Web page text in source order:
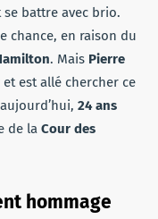
battre avec brio.
chance, en raison du
. Mais Pierre
est allé chercher ce
24 ans
de la Cour des
hommage